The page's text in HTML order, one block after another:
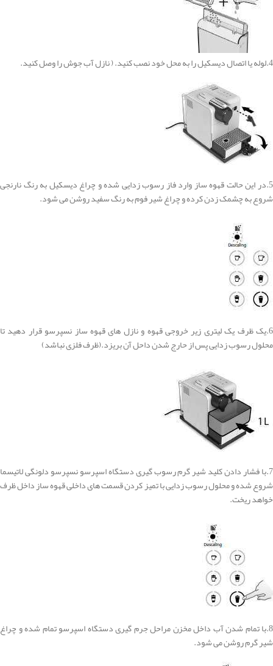
4.لوله یا اتصال دیسکیل را به محل خود نصب کنید. ( نازل آب جوش را وصل کنید.
5.در این حالت قهوه ساز وارد فاز رسوب زدایی شده و چراغ دیسکیل به رنگ نارنجی
شروع به چشمک زدن کرده و چراغ شیر فوم به رنگ سفید روشن می شود.
6.یک ظرف یک لیتری زیر خروجی قهوه و نازل های قهوه ساز نسپرسو قرار دهید تا
محلول رسوب زدایی پس از حارج شدن داحل آن بریزد.(ظرف فلزی نباشد)
7.با فشار دادن کلید شیر گرم رسوب گیری دستگاه اسپرسونسپرسو دلونگی لاتیسما
شروع شده و محلول رسوب زدایی با تمیز کردن قسمت های داخلی قهوه ساز داخل ظرف
خواهد ریخت.
8.با تمام شدن آب داخل مخزن مراحل جرم گیری دستگاه اسپرسوتمام شده و چراغ
شیر گرم روشن می شود.